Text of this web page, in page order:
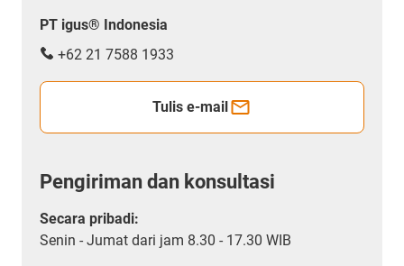
PT igus® Indonesia
+62 21 7588 1933
Tulis e-mail
Pengiriman dan konsultasi
Secara pribadi:
Senin - Jumat dari jam 8.30 - 17.30 WIB